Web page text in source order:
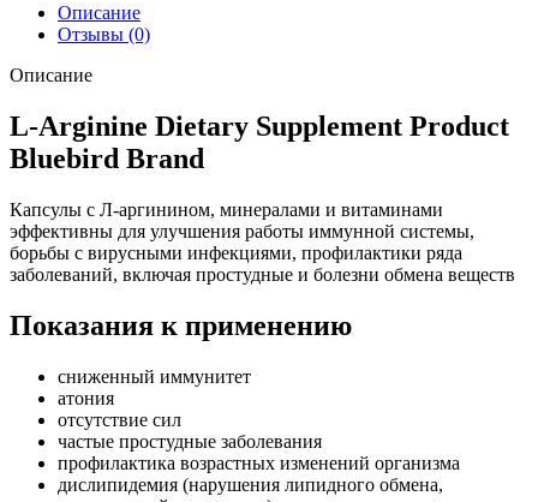
Описание
Отзывы (0)
Описание
L-Arginine Dietary Supplement Product
Bluebird Brand
Капсулы с Л-аргинином, минералами и витаминами
эффективны для улучшения работы иммунной системы,
борьбы с вирусными инфекциями, профилактики ряда
заболеваний, включая простудные и болезни обмена веществ
Показания к применению
сниженный иммунитет
атония
отсутствие сил
частые простудные заболевания
профилактика возрастных изменений организма
дислипидемия (нарушения липидного обмена,